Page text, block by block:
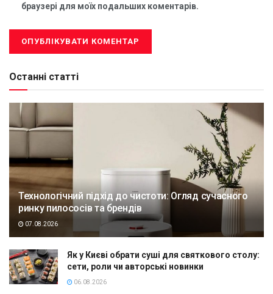
браузері для моїх подальших коментарів.
Останні статті
Технологічний підхід до чистоти: Огляд сучасного
ринку пилососів та брендів
07.08.2026
Як у Києві обрати суші для святкового столу:
сети, роли чи авторські новинки
06.08.2026